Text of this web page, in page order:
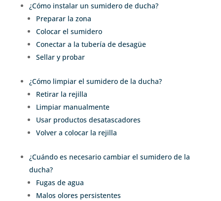
¿Cómo instalar un sumidero de ducha?
Preparar la zona
Colocar el sumidero
Conectar a la tubería de desagüe
Sellar y probar
¿Cómo limpiar el sumidero de la ducha?
Retirar la rejilla
Limpiar manualmente
Usar productos desatascadores
Volver a colocar la rejilla
¿Cuándo es necesario cambiar el sumidero de la
ducha?
Fugas de agua
Malos olores persistentes